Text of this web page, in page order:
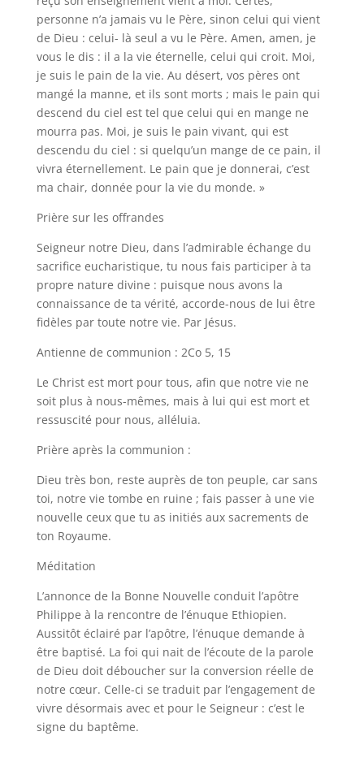
personne n’a jamais vu le Père, sinon celui qui vient
de Dieu : celui- là seul a vu le Père. Amen, amen, je
vous le dis : il a la vie éternelle, celui qui croit. Moi,
je suis le pain de la vie. Au désert, vos pères ont
mangé la manne, et ils sont morts ; mais le pain qui
descend du ciel est tel que celui qui en mange ne
mourra pas. Moi, je suis le pain vivant, qui est
descendu du ciel : si quelqu’un mange de ce pain, il
vivra éternellement. Le pain que je donnerai, c’est
ma chair, donnée pour la vie du monde. »
Prière sur les offrandes
Seigneur notre Dieu, dans l’admirable échange du
sacrifice eucharistique, tu nous fais participer à ta
propre nature divine : puisque nous avons la
connaissance de ta vérité, accorde-nous de lui être
fidèles par toute notre vie. Par Jésus.
Antienne de communion : 2Co 5, 15
Le Christ est mort pour tous, afin que notre vie ne
soit plus à nous-mêmes, mais à lui qui est mort et
ressuscité pour nous, alléluia.
Prière après la communion :
Dieu très bon, reste auprès de ton peuple, car sans
toi, notre vie tombe en ruine ; fais passer à une vie
nouvelle ceux que tu as initiés aux sacrements de
ton Royaume.
Méditation
L’annonce de la Bonne Nouvelle conduit l’apôtre
Philippe à la rencontre de l’énuque Ethiopien.
Aussitôt éclairé par l’apôtre, l’énuque demande à
être baptisé. La foi qui nait de l’écoute de la parole
de Dieu doit déboucher sur la conversion réelle de
notre cœur. Celle-ci se traduit par l’engagement de
vivre désormais avec et pour le Seigneur : c’est le
signe du baptême.